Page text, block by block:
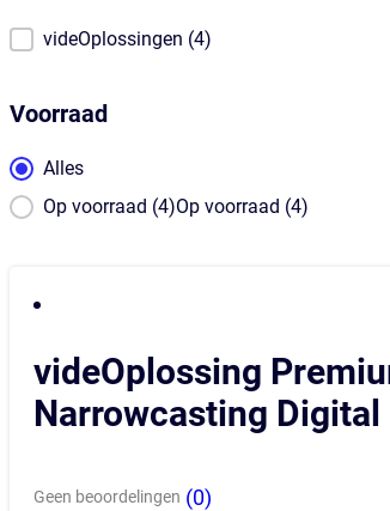
Product Categorie
videOplossingen (4)
Voorraad
Voorraad
Alles
Op voorraad (4)Op voorraad (4)
videOplossing
Narrowcasting Digital
Geen beoordelingen (0)